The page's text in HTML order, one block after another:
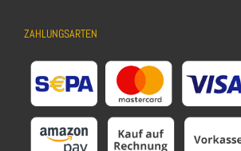
ZAHLUNGSARTEN